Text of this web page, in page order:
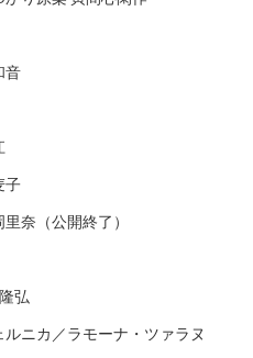
音
子
奈（公開終了）
弘
ニカ／ラモーナ・ツァラヌ